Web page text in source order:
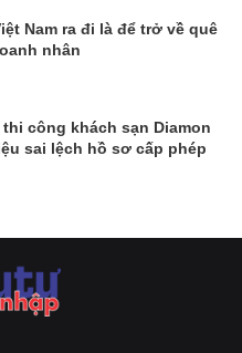
Nam ra đi là để trở về quê
nhân
thi công khách sạn Diamon
sai lệch hồ sơ cấp phép